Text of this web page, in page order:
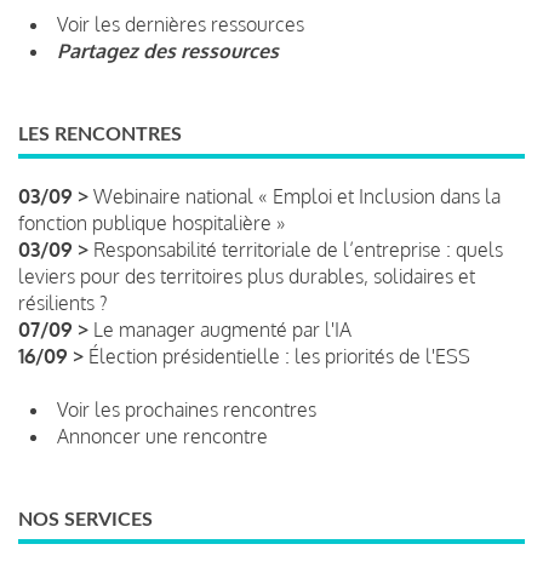
Voir les dernières ressources
Partagez des ressources
LES RENCONTRES
03/09 > Webinaire national « Emploi et Inclusion dans la
fonction publique hospitalière »
03/09 > Responsabilité territoriale de l’entreprise : quels
leviers pour des territoires plus durables, solidaires et
résilients ?
07/09 > Le manager augmenté par l'IA
16/09 > Élection présidentielle : les priorités de l'ESS
Voir les prochaines rencontres
Annoncer une rencontre
NOS SERVICES